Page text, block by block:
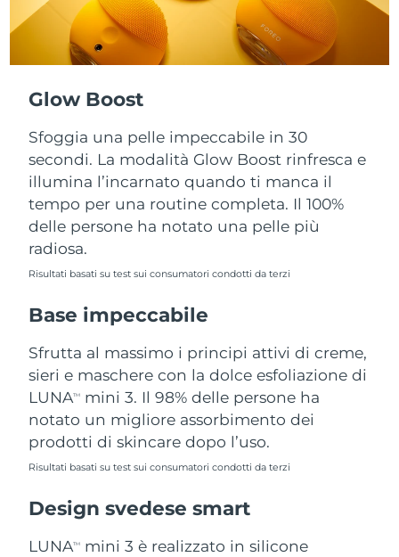
Glow Boost
Sfoggia una pelle impeccabile in 30
secondi. La modalità Glow Boost rinfresca e
illumina l’incarnato quando ti manca il
tempo per una routine completa. Il 100%
delle persone ha notato una pelle più
radiosa.
Risultati basati su test sui consumatori condotti da terzi
Base impeccabile
Sfrutta al massimo i principi attivi di creme,
sieri e maschere con la dolce esfoliazione di
LUNATM
mini 3. Il 98% delle persone ha
notato un migliore assorbimento dei
prodotti di skincare dopo l’uso.
Risultati basati su test sui consumatori condotti da terzi
Design svedese smart
LUNATM
mini 3 è realizzato in silicone
Taiwan Consegna stimata8/14/26
Thailandia Consegna stimata8/13/26
Turchia
Emirati Arabi Uniti Consegna stimata
Regno Unito Consegna stimata
Stati Uniti Consegna stimata
Vietnam